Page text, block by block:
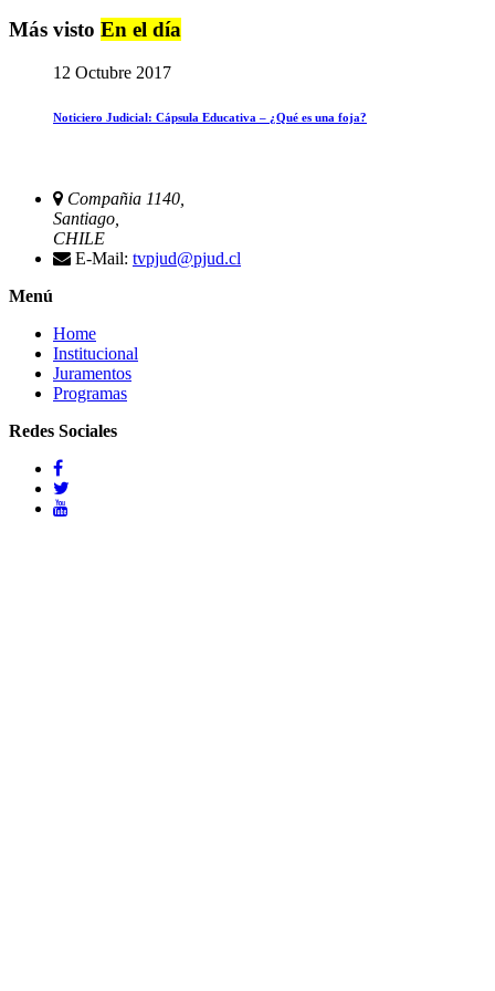
Más visto En el día
12 Octubre 2017
Noticiero Judicial: Cápsula Educativa – ¿Qué es una foja?
Compañia 1140,
Santiago,
CHILE
E-Mail: tvpjud@pjud.cl
Menú
Home
Institucional
Juramentos
Programas
Redes Sociales